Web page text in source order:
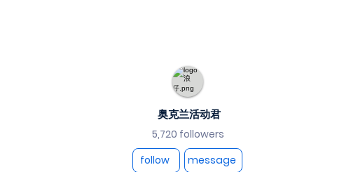
奥克兰活动君
5,720 followers
follow
message